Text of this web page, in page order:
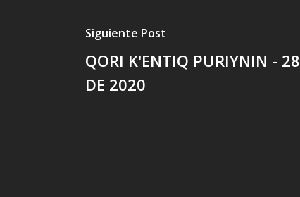
Siguiente Post
QORI K'ENTIQ PURIYNIN -
DE 2020